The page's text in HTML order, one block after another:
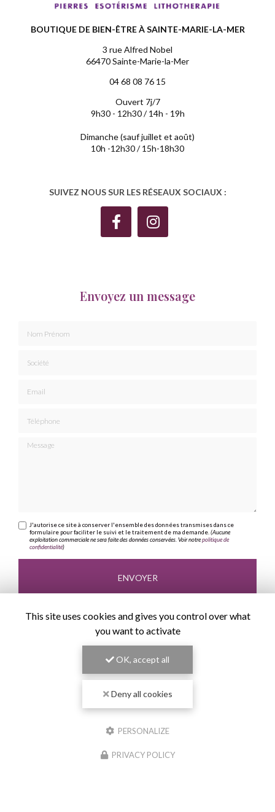
BOUTIQUE DE BIEN-ÊTRE À SAINTE-MARIE-LA-MER
3 rue Alfred Nobel
66470 Sainte-Marie-la-Mer
04 68 08 76 15
Ouvert 7j/7
9h30 - 12h30 / 14h - 19h
Dimanche (sauf juillet et août)
10h -12h30 / 15h-18h30
SUIVEZ NOUS SUR LES RÉSEAUX SOCIAUX :
Envoyez un message
Message
J'autorise ce site à conserver l'ensemble des données transmises dans ce
formulaire pour faciliter le suivi et le traitement de ma demande.(Aucune
exploitation commerciale ne sera faite des données conservées. Voir notrepolitique de
confidentialité)
This site uses cookies and gives you control over what
you want to activate
OK, accept all
Deny all cookies
PERSONALIZE
PRIVACY POLICY